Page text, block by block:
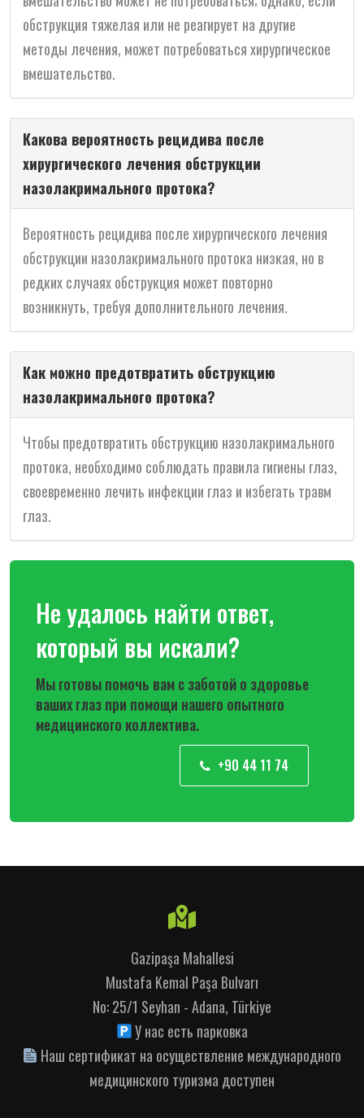
обструкция тяжелая или не реагирует на другие
методы лечения, может потребоваться хирургическое
вмешательство.
Какова вероятность рецидива после
хирургического лечения обструкции
назолакримального протока?
Вероятность рецидива после хирургического лечения
обструкции назолакримального протока низкая, но в
редких случаях обструкция может повторно
возникнуть, требуя дополнительного лечения.
Как можно предотвратить обструкцию
назолакримального протока?
Чтобы предотвратить обструкцию назолакримального
протока, необходимо соблюдать правила гигиены глаз,
своевременно лечить инфекции глаз и избегать травм
глаз.
Не удалось найти ответ,
который вы искали?
Мы готовы помочь вам с заботой о здоровье
ваших глаз при помощи нашего опытного
медицинского коллектива.
+90 44 11 74
Gazipaşa Mahallesi
Mustafa Kemal Paşa Bulvarı
No: 25/1 Seyhan - Adana, Türkiye
У нас есть парковка
Наш сертификат на осуществление международного
медицинского туризма доступен